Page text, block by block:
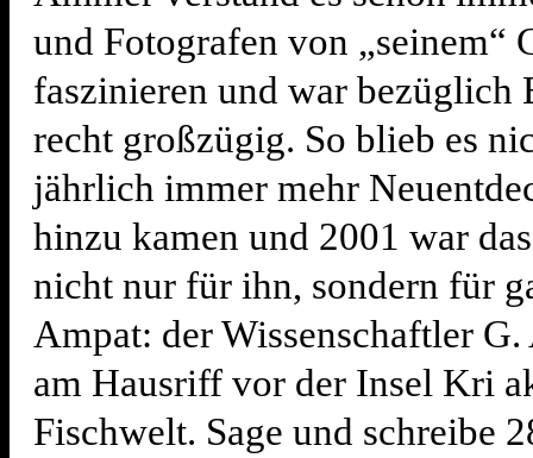
und Fotografen von „seinem“
faszinieren und war bezüglich
recht großzügig. So blieb es
jährlich immer mehr
hinzu kamen und 2001 war
nicht nur für ihn, sondern für
Ampat: der Wissenschaftler
am Hausriff vor der Insel Kri
Fischwelt. Sage und schreibe